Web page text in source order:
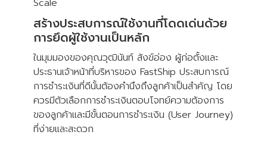
Scale
สร้างประสบการณ์ใช้งานที่โดดเด่นด้วย
การยึดผู้ใช้งานเป็นหลัก
ในมุมมองของคุณวุฒินันท์ สังข์อ่อง ผู้ก่อตั้งและ
ประธานเจ้าหน้าที่บริหารของ FastShip ประสบการณ์
การชำระเงินที่ดีนั้นต้องคำนึงถึงลูกค้าเป็นสำคัญ โดย
ควรมีตัวเลือกการชำระเงินตอบโจทย์ความต้องการ
ของลูกค้าและมีขั้นตอนการชำระเงิน (User Journey)
ที่ง่ายและสะดวก